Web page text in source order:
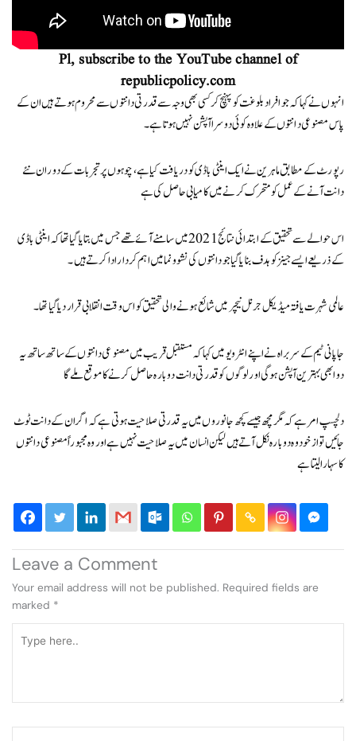
Pl, subscribe to the YouTube channel of
republicpolicy.com
انہوں نے کہا کہ جو افراد بلوغت کو پہنچ کر کسی بھی وجہ سے قدرتی دانتوں سے محروم ہوتے ہیں ان کے
پاس مصنوعی دانتوں کے علاوہ کوئی دوسرا آپشن نہیں ہوتا ہے۔
رپورٹ کے مطابق ماہرین نے ایک اینٹی باڈی کو دریافت کیا ہے، چوہوں پر تجربات کے دوران نئے
دانت آنے کے عمل کو متحرک کرنے میں کامیابی حاصل کی ہے
اس حوالے سے تحقیق کے ابتدائی نتائج 2021 میں سامنے آئے تھے جس میں بتایا گیا تھا کہ اینٹی باڈی
کے ذریعے ایسے جینز کو ہدف بنایا گیا جو دانتوں کی نشوونما میں اہم کردار ادا کرتے ہیں۔
عالمی شہرت یافتہ میڈیکل جرنل نیچر میں شائع ہونے والی تحقیق کو اس وقت انقلابی قرار دیا گیا تھا۔
جاپانی ٹیم کے سربراہ نے اپنے انٹرویو میں کہا کہ مستقبل قریب میں مصنوعی دانتوں کے ساتھ ساتھ یہ
دوا بھی بہترین آپشن ہوگی اور لوگوں کو قدرتی دانت دوبارہ حاصل کرنے کا موقع ملے گا
دلچسپ امر ہے کہ مگر مچھ جیسے کچھ جانوروں میں یہ قدرتی صلاحیت ہوتی ہے کہ اگر ان کے دانت ٹوٹ
جائیں تو از خود وہ دوبارہ نکل آتے ہیں لیکن انسان میں یہ صلاحیت نہیں ہے اور وہ مجبوراً مصنوعی دانتوں
کا سہارا لیتا ہے
Leave a Comment
Your email address will not be published. Required fields are
marked *
here..